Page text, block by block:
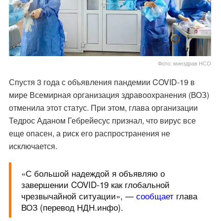
Фото: минздрав НСО
Спустя 3 года с объявления пандемии COVID-19 в
мире Всемирная организация здравоохранения (ВОЗ)
отменила этот статус. При этом, глава организации
Тедрос Аданом Гебрейесус признал, что вирус все
еще опасен, а риск его распространения не
исключается.
«С большой надеждой я объявляю о
завершении COVID-19 как глобальной
чрезвычайной ситуации», — сообщаетглава
ВОЗ (перевод НДН.инфо).